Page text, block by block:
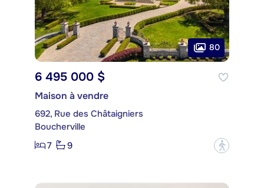
80
6 495 000 $
Maison à vendre
692, Rue des Châtaigniers
Boucherville
7
9 ?